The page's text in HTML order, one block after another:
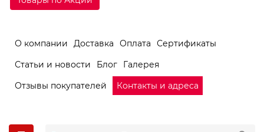
О компании Доставка Оплата
Сертификаты
Статьи и новости
Блог
Галерея
Отзывы покупателей
Контакты и адреса